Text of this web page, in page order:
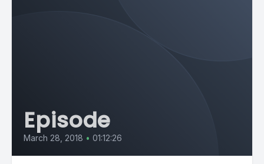
Episode
March 28, 2018 • 01:12:26